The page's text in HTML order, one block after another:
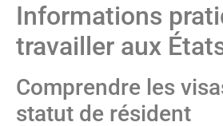
Informations
travailler aux
Comprendre les
statut de résident